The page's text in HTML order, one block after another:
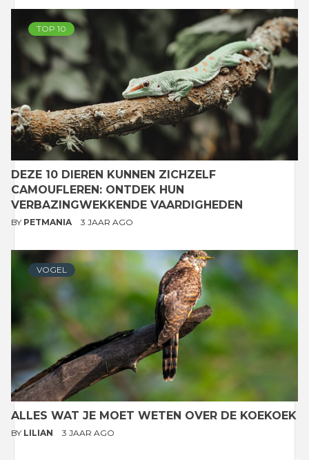
TOP 10
DEZE 10 DIEREN KUNNEN ZICHZELF
CAMOUFLEREN: ONTDEK HUN
VERBAZINGWEKKENDE VAARDIGHEDEN
BY PETMANIA 3 JAAR AGO
VOGEL
ALLES WAT JE MOET WETEN OVER DE KOEKOEK
BY LILIAN 3 JAAR AGO